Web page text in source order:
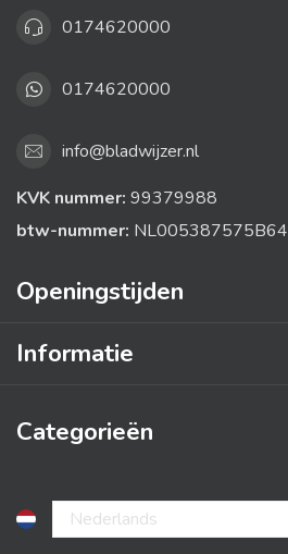
0174620000
0174620000
info@bladwijzer.nl
KVK nummer: 99379988
btw-nummer: NL005387575B64
Openingstijden
Informatie
Categorieën